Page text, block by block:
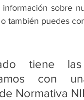
sobre
o también puedes
tiene
de Normativa